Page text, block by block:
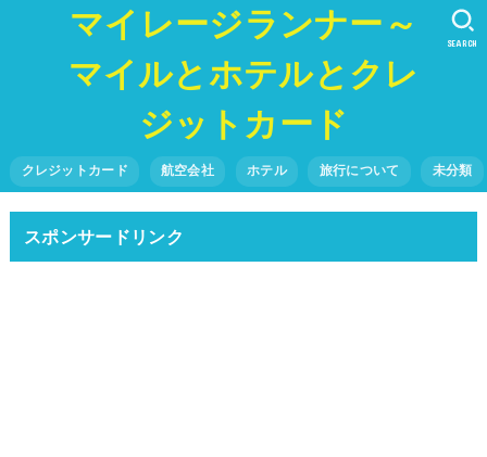
マイレージランナー～
マイルとホテルとクレ
ジットカード
クレジットカード 航空会社 ホテル 旅行について 未分類
SEARCH
スポンサードリンク